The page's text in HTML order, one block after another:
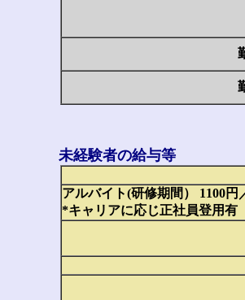
未経験者の給与等
アルバイト(研修期間） 1100円
*キャリアに応じ正社員登用有